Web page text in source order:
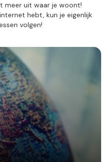
meer uit waar je woont!
hebt, kun je eigenlijk
volgen!